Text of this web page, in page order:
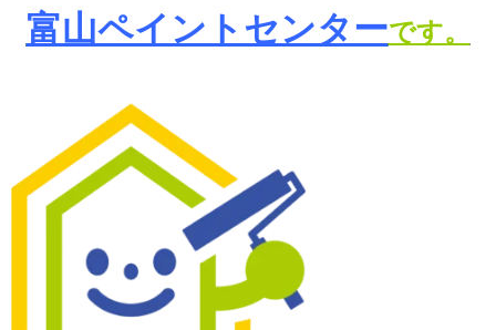
富山ペイントセンターです。